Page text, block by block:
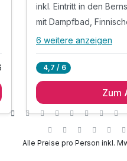
inkl. Eintritt in den
mit Dampfbad,
Alle
1 x reichhaltiges
inkl. Eintritt in den
Erlebnisdusche &
6 weitere anzeigen
4,7 / 6
Zum
Alle Preise pro Person inkl.